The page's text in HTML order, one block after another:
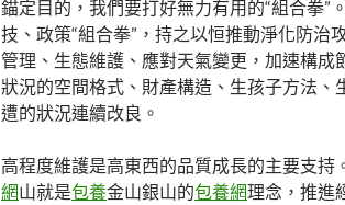
錨定目的，我們要打好無力有用的“組合拳”
技、政策“組合拳”，持之以恒推動淨化防治
管理、生態維護、應對天氣變更，加速構成
狀況的空間格式、財產構造、生孩子方法、
遭的狀況連續改良。
高程度維護是高東西的品質成長的主要支持
網山就是包養金山銀山的包養網理念，推進